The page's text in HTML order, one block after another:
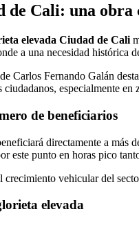
de Cali: una obra
elevada Ciudad de Cali
a una necesidad
Carlos Fernando Galán
especialmente
de beneficiarios
directamente a más
este punto en horas pico
crecimiento vehicular del
elevada